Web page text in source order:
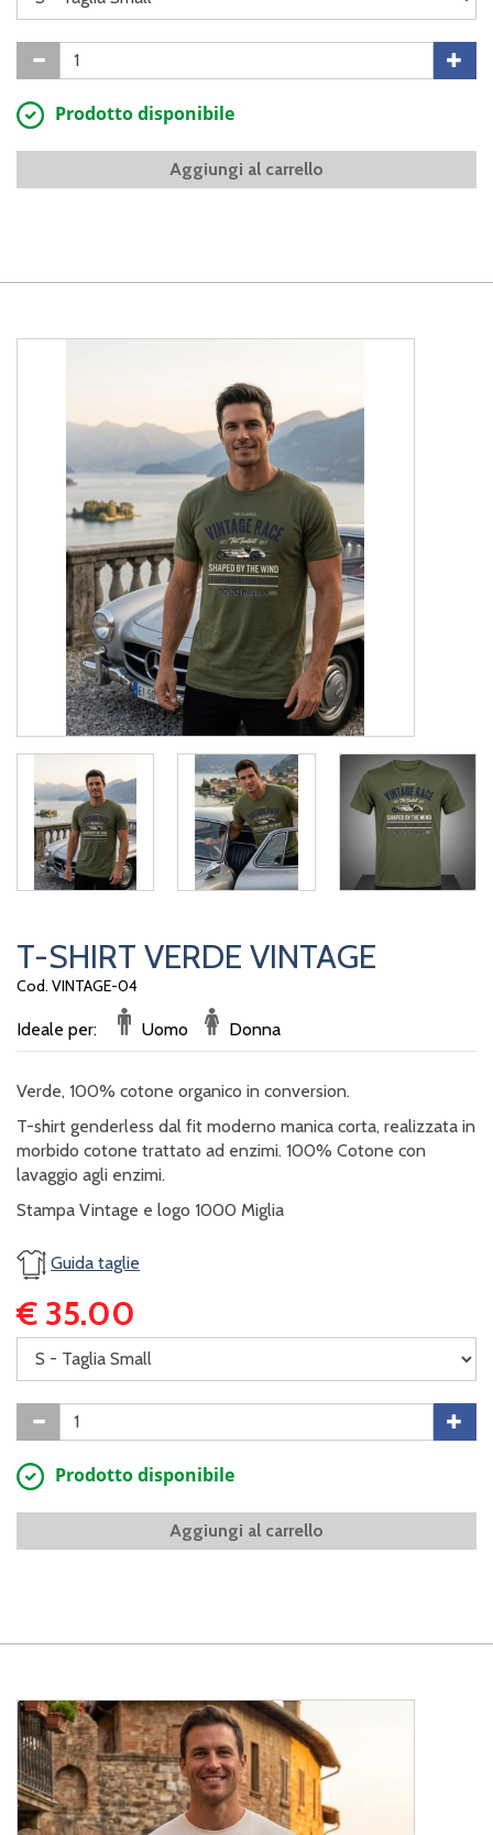
Prodotto disponibile
Aggiungi al carrello
T-SHIRT VERDE VINTAGE
Cod. VINTAGE-04
Ideale per: Uomo Donna
Verde, 100% cotone organico in conversion.
T-shirt genderless dal fit moderno manica corta, realizzata in
morbido cotone trattato ad enzimi. 100% Cotone con
lavaggio agli enzimi.
Stampa Vintage e logo 1000 Miglia
Guida taglie
€ 35.00
Prodotto disponibile
Aggiungi al carrello